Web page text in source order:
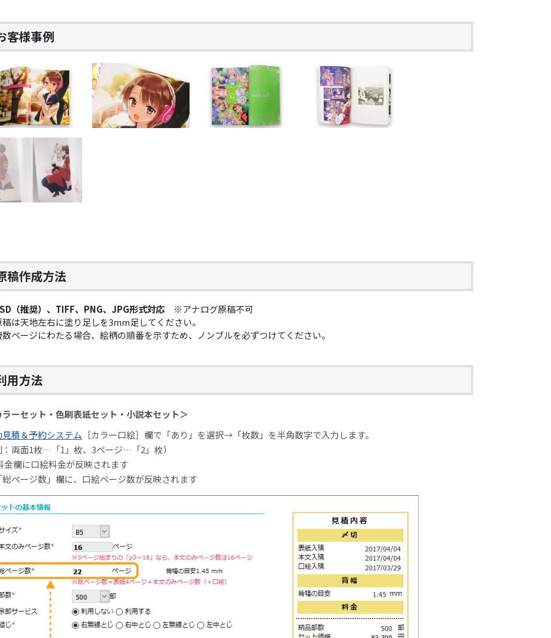
客様事例
稿作成方法
（推奨）、TIFF、PNG、JPG形式対応 ※アナログ原稿不可
稿は天地左右に塗り足しを3mm足してください。
数ページにわたる場合、絵柄の順番を示すため、ノンブルを必ずつけてください。
用方法
ラーセット・色刷表紙セット・小説本セット＞
見積＆予約システム ［カラー口絵］欄で「あり」を選択→「枚数」を半角数字で入力します。
：両面1枚…「1」枚、3ページ…「2」枚）
欄に口絵料金が反映されます
ページ数」欄に、口絵ページ数が反映されます